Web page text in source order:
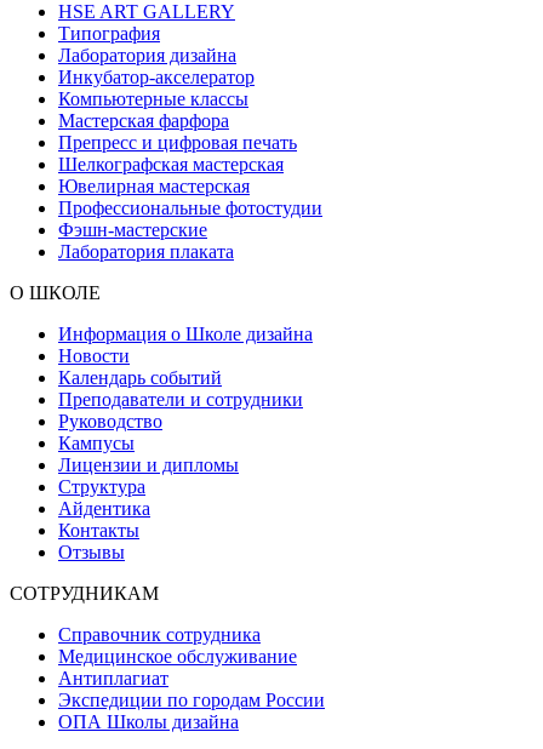
HSE ART GALLERY
Типография
Лаборатория дизайна
Инкубатор-акселератор
Компьютерные классы
Мастерская фарфора
Препресс и цифровая печать
Шелкографская мастерская
Ювелирная мастерская
Профессиональные фотостудии
Фэшн-мастерские
Лаборатория плаката
О ШКОЛЕ
Информация о Школе дизайна
Новости
Календарь событий
Преподаватели и сотрудники
Руководство
Кампусы
Лицензии и дипломы
Структура
Айдентика
Контакты
Отзывы
СОТРУДНИКАМ
Справочник сотрудника
Медицинское обслуживание
Антиплагиат
Экспедиции по городам России
ОПА Школы дизайна